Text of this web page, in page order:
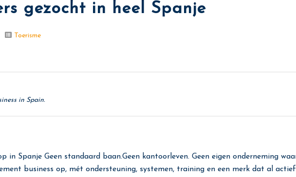
gezocht in heel Spanje
Toerisme
in Spain.
in Spanje Geen standaard baan.Geen kantoorleven. Geen eigen onderneming
business op, mét ondersteuning, systemen, training en een merk dat al